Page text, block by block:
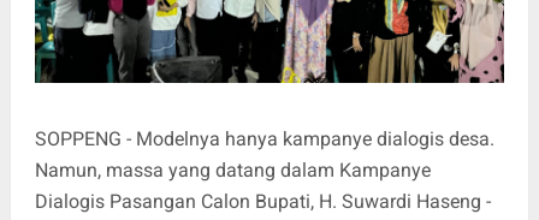
SOPPENG - Modelnya hanya kampanye dialogis desa.
Namun, massa yang datang dalam Kampanye
Dialogis Pasangan Calon Bupati, H. Suwardi Haseng -